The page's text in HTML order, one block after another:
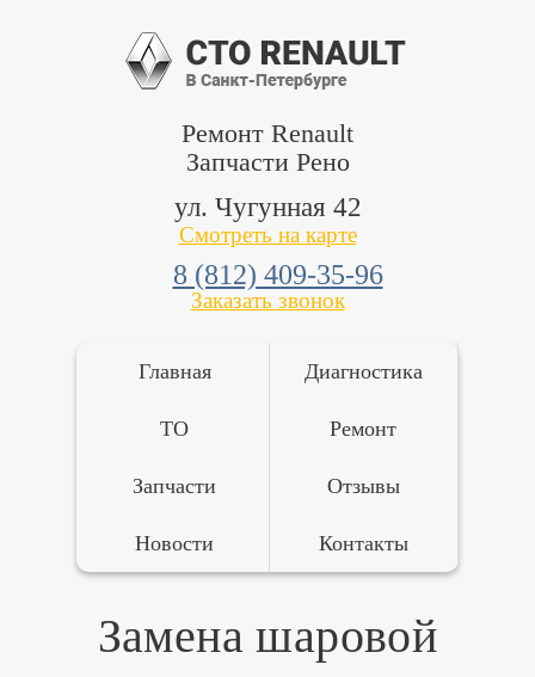
Ремонт Renault
Запчасти Рено
ул. Чугунная 42
Смотреть на карте
8 (812) 409-35-96
Заказать звонок
Главная
ТО
Диагностика
Ремонт
Запчасти Отзывы
Новости Контакты
Замена шаровой